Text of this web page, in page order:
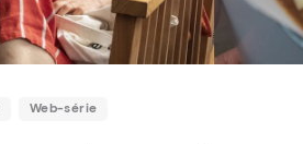
Web-série